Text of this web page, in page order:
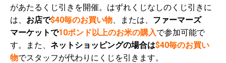
があたるくじ引きを開催。はずれくじなしのくじ引きに
は、 お店で$40毎のお買い物 、または、 ファーマーズ
マーケットで10ポンド以上のお米の購入で参加可能で
す。また、 ネットショッピングの場合は$40毎のお買い
物でスタッフが代わりにくじを引きます。